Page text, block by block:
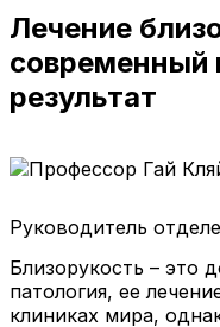
Лечение
современный
результат
Руководитель
Близорукость – это
патология, ее
клиниках мира,